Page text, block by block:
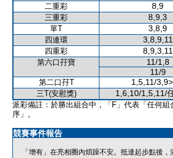
二重彩
8,9
三重彩 8,9,3
單T 3,8,9
四連環 3,8,9,11
四重彩 8,9,3,11
第六口孖寶 11/1,8
11/9
第二口孖T 1,5,11/
三T(安慰獎) 1,6,10/1,5,11/
派彩備註：於勝出組合中，「F」代表「任何
序」。
競賽事件報告
「增有」在亮相圈內煩躁不安。抵達起步點後